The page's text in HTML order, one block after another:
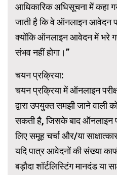
आधिकारिक अधिसूचना में कहा
जाती है कि वे ऑनलाइन आवेदन
क्योंकि ऑनलाइन आवेदन में भरे
संभव नहीं होगा।”
चयन प्रक्रिया:
चयन प्रक्रिया में ऑनलाइन
द्वारा उपयुक्त समझी जाने वाली
सकती है, जिसके बाद ऑनलाइन
लिए समूह चर्चा और/या
यदि पात्र आवेदनों की संख्या
बड़ौदा शॉर्टलिस्टिंग मानदंड या